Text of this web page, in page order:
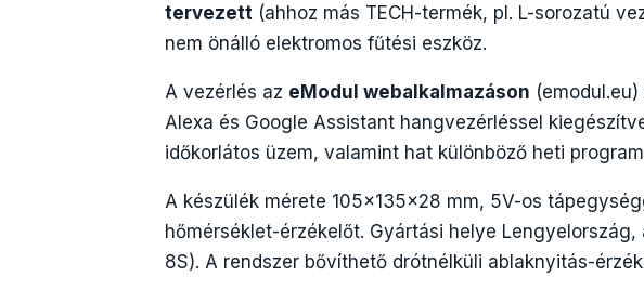
tervezett (ahhoz más TECH-termék, pl. L-sorozatú
nem önálló elektromos fűtési eszköz.
A vezérlés az eModul webalkalmazáson
Alexa és Google Assistant hangvezérléssel
időkorlátos üzem, valamint hat különböző heti
A készülék mérete 105×135×28 mm, 5V-os
hőmérséklet-érzékelőt. Gyártási helye
8S). A rendszer bővíthető drótnélküli ablaknyitás-